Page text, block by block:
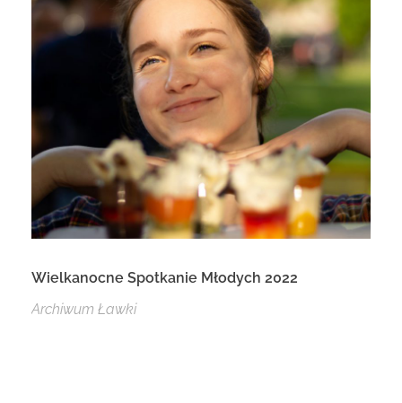
Wielkanocne Spotkanie Młodych 2022
Archiwum Ławki